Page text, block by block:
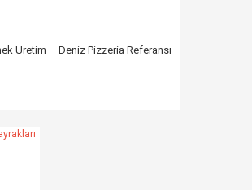
Üretim – Deniz Pizzeria Referansı